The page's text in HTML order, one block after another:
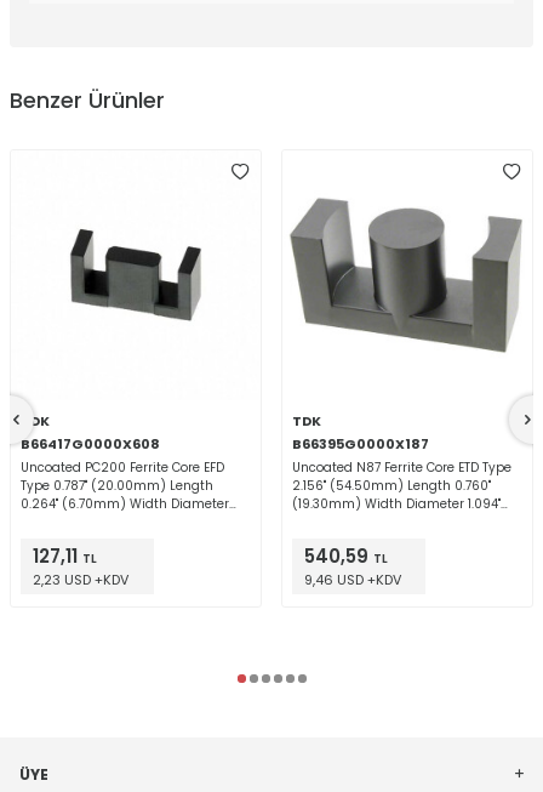
Benzer Ürünler
TDK
B66417G0000X608
Uncoated PC200 Ferrite Core EFD
Type 0.787" (20.00mm) Length
0.264" (6.70mm) Width Diameter
127,11 TL
2,23 USD +KDV
TDK
B66395G0000X187
Uncoated N87 Ferrite Core ETD Type
2.156" (54.50mm) Length 0.760"
(19.30mm) Width Diameter 1.094"
540,59 TL
9,46 USD +KDV
ÜYE